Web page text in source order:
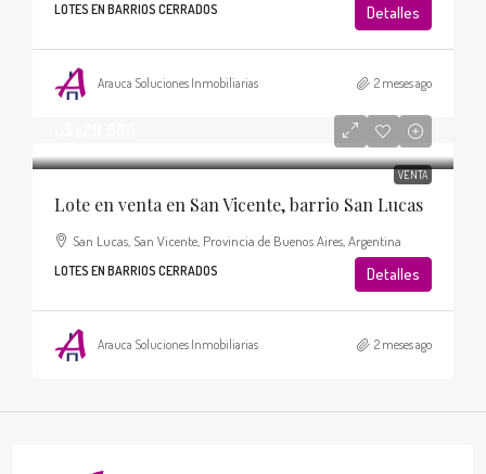
LOTES EN BARRIOS CERRADOS Detalles
Arauca Soluciones Inmobiliarias 2 meses ago
VENTA
Lote en venta en San Vicente, barrio San Lucas
San Lucas, San Vicente, Provincia de Buenos Aires, Argentina
LOTES EN BARRIOS CERRADOS Detalles
Arauca Soluciones Inmobiliarias 2 meses ago